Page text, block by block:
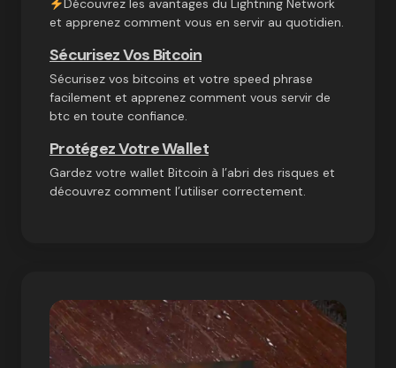
Découvrez les avantages du Lightning Network
et apprenez comment vous en servir au quotidien.
Sécurisez Vos Bitcoin
Sécurisez vos bitcoins et votre speed phrase
facilement et apprenez comment vous servir de
btc en toute confiance.
Protégez Votre Wallet
Gardez votre wallet Bitcoin à l’abri des risques et
découvrez comment l’utiliser correctement.